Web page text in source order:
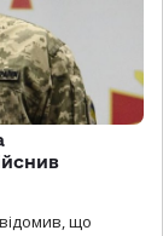
що